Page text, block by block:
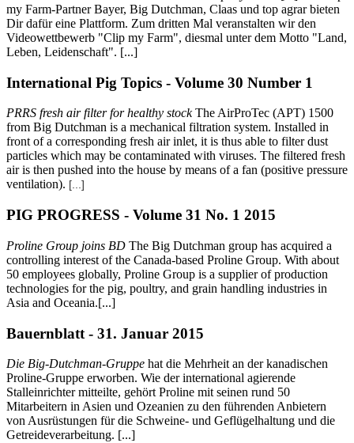
my Farm-Partner Bayer, Big Dutchman, Claas und top agrar bieten
Dir dafür eine Plattform. Zum dritten Mal veranstalten wir den
Videowettbewerb "Clip my Farm", diesmal unter dem Motto "Land,
Leben, Leidenschaft". [...]
International Pig Topics - Volume 30 Number 1
PRRS fresh air filter for healthy stockThe AirProTec (APT) 1500
from Big Dutchman is a mechanical filtration system. Installed in
front of a corresponding fresh air inlet, it is thus able to filter dust
particles which may be contaminated with viruses. The filtered fresh
air is then pushed into the house by means of a fan (positive pressure
ventilation). [...]
PIG PROGRESS - Volume 31 No. 1 2015
Proline Group joins BD The Big Dutchman group has acquired a
controlling interest of the Canada-based Proline Group. With about
50 employees globally, Proline Group is a supplier of production
technologies for the pig, poultry, and grain handling industries in
Asia and Oceania.[...]
Bauernblatt - 31. Januar 2015
Die Big-Dutchman-Gruppe hat die Mehrheit an der kanadischen
Proline-Gruppe erworben. Wie der international agierende
Stalleinrichter mitteilte, gehört Proline mit seinen rund 50
Mitarbeitern in Asien und Ozeanien zu den führenden Anbietern
von Ausrüstungen für die Schweine- und Geflügelhaltung und die
Getreideverarbeitung. [...]